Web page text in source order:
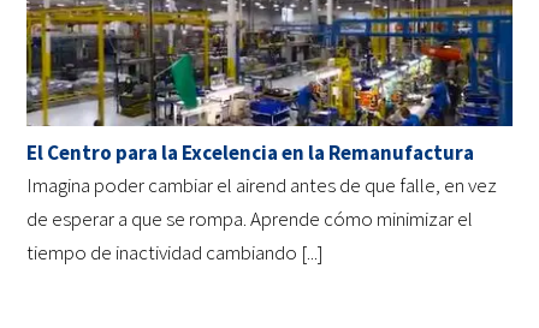
El Centro para la Excelencia en la Remanufactura
Imagina poder cambiar el airend antes de que falle, en vez
de esperar a que se rompa. Aprende cómo minimizar el
tiempo de inactividad cambiando [...]